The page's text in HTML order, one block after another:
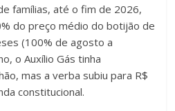
famílias, até o fim de 2026,
do preço médio do botijão de
(100% de agosto a
o Auxílio Gás tinha
mas a verba subiu para R$
constitucional.